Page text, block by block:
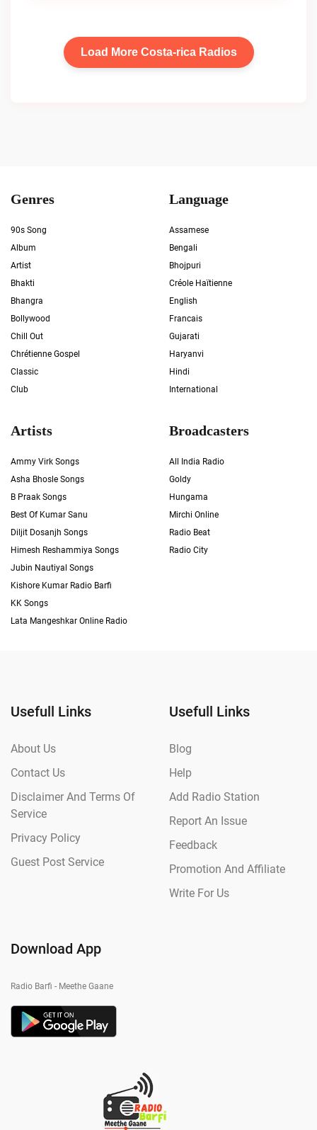
Load More Costa-rica Radios
Genres
90s Song
Album
Artist
Bhakti
Bhangra
Bollywood
Chill Out
Chrétienne Gospel
Classic
Club
Language
Assamese
Bengali
Bhojpuri
Créole Haïtienne
English
Francais
Gujarati
Haryanvi
Hindi
International
Artists
Ammy Virk Songs
Asha Bhosle Songs
B Praak Songs
Best Of Kumar Sanu
Diljit Dosanjh Songs
Himesh Reshammiya Songs
Jubin Nautiyal Songs
Kishore Kumar Radio Barfi
KK Songs
Lata Mangeshkar Online Radio
Broadcasters
All India Radio
Goldy
Hungama
Mirchi Online
Radio Beat
Radio City
Usefull Links
About Us
Contact Us
Disclaimer And Terms Of
Service
Privacy Policy
Guest Post Service
Usefull Links
Blog
Help
Add Radio Station
Report An Issue
Feedback
Promotion And Affiliate
Write For Us
Download App
Radio Barfi - Meethe Gaane